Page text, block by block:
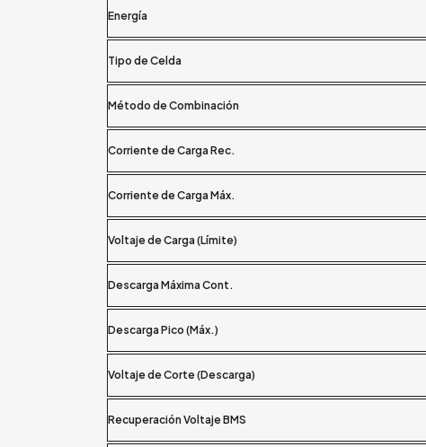
Energía
Tipo de Celda
Método de Combinación
Corriente de Carga Rec.
Corriente de Carga Máx.
Voltaje de Carga (Límite)
Descarga Máxima Cont.
Descarga Pico (Máx.)
Voltaje de Corte (Descarga)
Recuperación Voltaje BMS